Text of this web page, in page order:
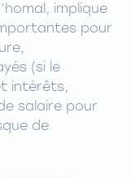
implique
pour
(si le
intérêts,
salaire pour
de